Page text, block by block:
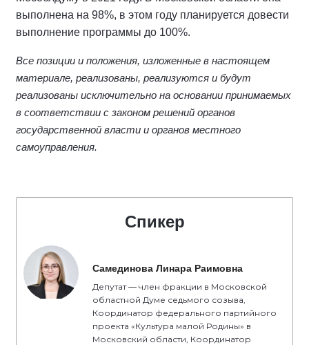
выполнена на 98%, в этом году планируется довести
выполнение программы до 100%.
Все позиции и положения, изложенные в настоящем
материале, реализованы, реализуются и будут
реализованы исключительно на основании принимаемых
в соответствии с законом решений органов
государственной власти и органов местного
самоуправления.
Спикер
Самединова Линара Раимовна
Депутат — член фракции в Московской
областной Думе седьмого созыва,
Координатор федерального партийного
проекта «Культура малой Родины» в
Московский области, Координатор